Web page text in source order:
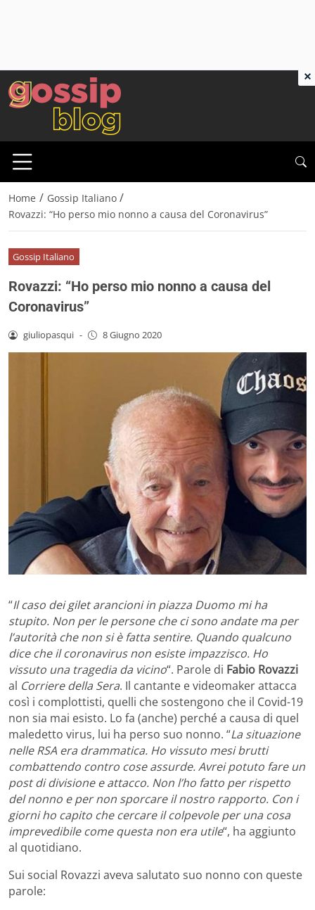
Home / Gossip Italiano /
Rovazzi: “Ho perso mio nonno a causa del Coronavirus”
Gossip Italiano
Rovazzi: “Ho perso mio nonno a causa del
Coronavirus”
giuliopasqui - 8 Giugno 2020
“Il caso dei gilet arancioni in piazza Duomo mi ha
stupito. Non per le persone che ci sono andate ma per
l’autorità che non si è fatta sentire. Quando qualcuno
dice che il coronavirus non esiste impazzisco. Ho
vissuto una tragedia da vicino“. Parole di Fabio Rovazzi
al Corriere della Sera. Il cantante e videomaker attacca
così i complottisti, quelli che sostengono che il Covid-19
non sia mai esisto. Lo fa (anche) perché a causa di quel
maledetto virus, lui ha perso suo nonno. “La situazione
nelle RSA era drammatica. Ho vissuto mesi brutti
combattendo contro cose assurde. Avrei potuto fare un
post di divisione e attacco. Non l’ho fatto per rispetto
del nonno e per non sporcare il nostro rapporto. Con i
giorni ho capito che cercare il colpevole per una cosa
imprevedibile come questa non era utile“, ha aggiunto
al quotidiano.
Sui social Rovazzi aveva salutato suo nonno con queste
parole:
×